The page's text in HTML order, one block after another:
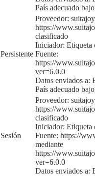
País adecuado
Persistente
Proveedor:
https://
clasificado
Iniciador: Etiqueta
Fuente:
https://
ver=6.0.0
Datos enviados a:
País adecuado
Sesión
Proveedor:
https://
clasificado
Iniciador: Etiqueta
Fuente: https://
mediante
https://
ver=6.0.0
Datos enviados a: